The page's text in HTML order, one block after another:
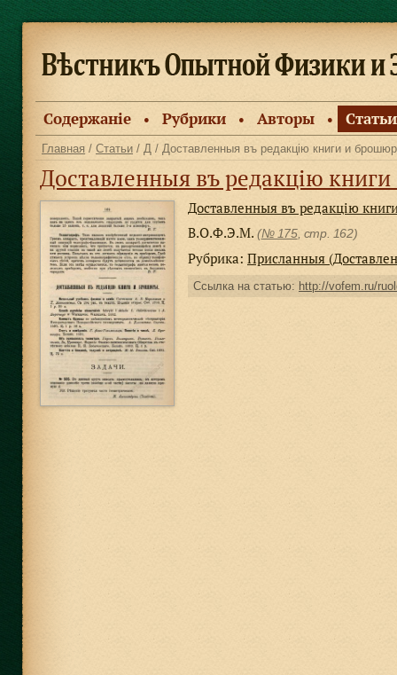
Содержанiе ● Рубрики ● Авторы ● Статьи
Главная / Статьи / Д / Доставленныя въ редакцiю книги и
Доставленныя въ редакцiю
Доставленныя въ редакцiю
В.О.Ф.Э.М. (№ 175, стр. 162)
Рубрика: Присланныя
Ссылка на статью: http://vofem.ru/